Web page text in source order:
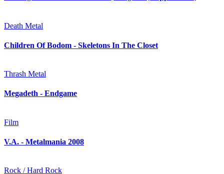
Death Metal
Children Of Bodom - Skeletons In The Closet
Thrash Metal
Megadeth - Endgame
Film
V.A. - Metalmania 2008
Rock / Hard Rock